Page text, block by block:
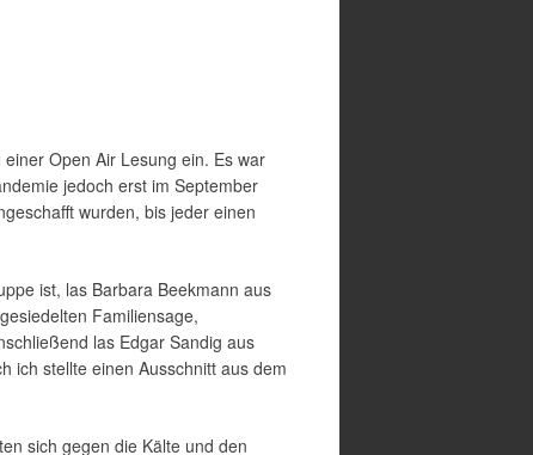
Open Air Lesung ein. Es war
jedoch erst im September
wurden, bis jeder einen
ist, las Barbara Beekmann aus
Familiensage,
las Edgar Sandig aus
ich stellte einen Ausschnitt aus dem
sich gegen die Kälte und den